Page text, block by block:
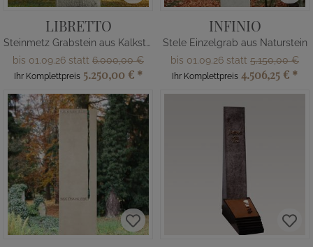
LIBRETTO
Steinmetz Grabstein aus Kalkstein für Einzelgrabstätte
bis 01.09.26 statt 6.000,00 €
Ihr Komplettpreis 5.250,00 € *
INFINIO
Stele Einzelgrab aus Naturstein
bis 01.09.26 statt 5.150,00 €
Ihr Komplettpreis 4.506,25 € *